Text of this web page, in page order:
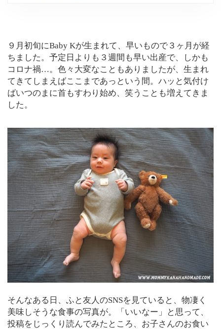
９月初旬にBaby Kが生まれて、早いもので３ヶ月が経
ちました。予定日よりも３週間も早い出産で、しかも
コロナ禍…。色々大変なこともありましたが、生まれ
てきてしまえばここまであっという間。ハッと気付け
ばいつのまに首もすわり始め、笑うことも増えてきま
した。
そんなある日、ふと友人のSNSを見ていると、物凄く
美味しそうな食事の写真が。「いいなー」と思って、
投稿をじっくり読んでみたところ、お子さんのお食い